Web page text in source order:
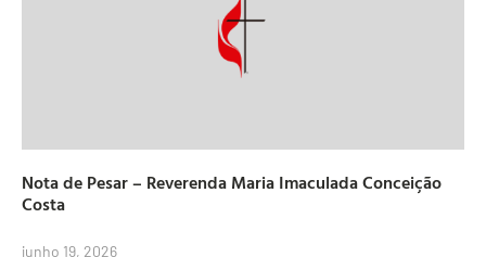
Nota de Pesar – Reverenda Maria Imaculada Conceição
Costa
junho 19, 2026